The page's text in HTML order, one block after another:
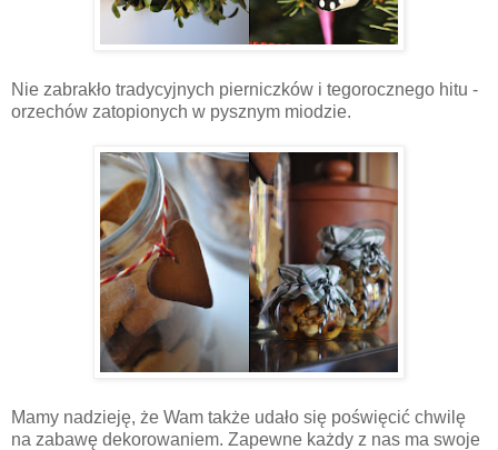
Nie zabrakło tradycyjnych pierniczków i tegorocznego hitu -
orzechów zatopionych w pysznym miodzie.
Mamy nadzieję, że Wam także udało się poświęcić chwilę
na zabawę dekorowaniem. Zapewne każdy z nas ma swoje